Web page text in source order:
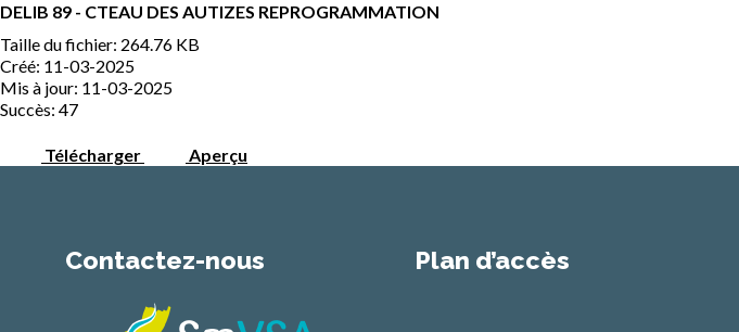
DELIB 89 - CTEAU DES AUTIZES REPROGRAMMATION
Taille du fichier: 264.76 KB
Créé: 11-03-2025
Mis à jour: 11-03-2025
Succès: 47
Télécharger Aperçu
Contactez-nous Plan d’accès